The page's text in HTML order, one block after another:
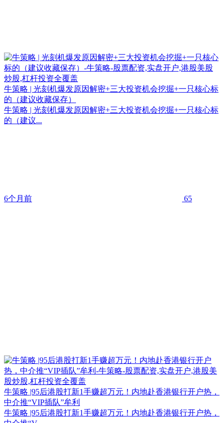
牛策略 | 光刻机爆发原因解密+三大投资机会挖掘+一只核心标
的（建议收藏保存）
牛策略 | 光刻机爆发原因解密+三大投资机会挖掘+一只核心标
的（建议...
6个月前 65
牛策略 |95后港股打新1手赚超万元！内地赴香港银行开户热，
中介推“VIP插队”牟利
牛策略 |95后港股打新1手赚超万元！内地赴香港银行开户热，